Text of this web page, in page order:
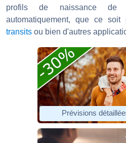
profils de naissance
automatiquement, que ce
transits ou bien d'autres
Prévisions